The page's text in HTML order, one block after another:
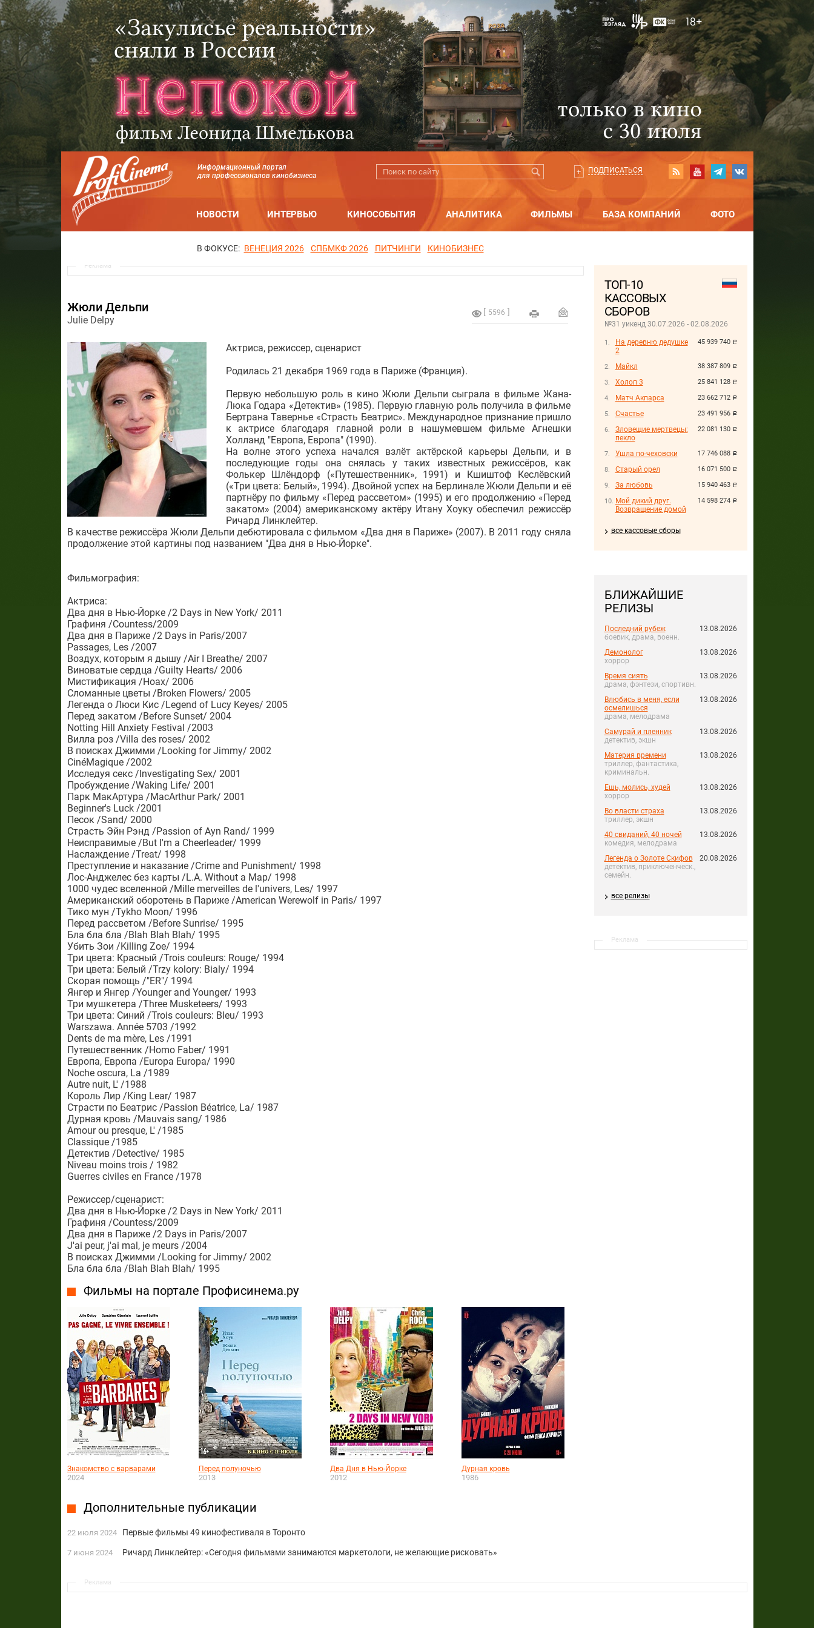
Информационный портал
для профессионалов кинобизнеса
ПОДПИСАТЬСЯ
НОВОСТИ ИНТЕРВЬЮ КИНОСОБЫТИЯ АНАЛИТИКА ФИЛЬМЫ БАЗА КОМПАНИЙ ФОТО
В ФОКУСЕ: ВЕНЕЦИЯ 2026 СПБМКФ 2026 ПИТЧИНГИ КИНОБИЗНЕС
ТОП-10
КАССОВЫХ
СБОРОВ
№31 уикенд 30.07.2026 - 02.08.2026
45 939 740 руб.
На деревню дедушке
2
38 387 809 руб.
Майкл
25 841 128 руб.
Холоп 3
23 662 712 руб.
Матч Акпарса
23 491 956 руб.
Счастье
22 081 130 руб.
Зловещие мертвецы:
пекло
17 746 088 руб.
Ушла по-чеховски
16 071 500 руб.
Старый орел
15 940 463 руб.
За любовь
14 598 274 руб.
Мой дикий друг.
Возвращение домой
все кассовые сборы
БЛИЖАЙШИЕ
РЕЛИЗЫ
Последний рубеж
боевик, драма, военн.
13.08.2026
Демонолог
хоррор
13.08.2026
Время сиять
драма, фэнтези, спортивн.
13.08.2026
Влюбись в меня, если
осмелишься
драма, мелодрама
13.08.2026
Самурай и пленник
детектив, экшн
13.08.2026
Материя времени
триллер, фантастика,
криминальн.
13.08.2026
Ешь, молись, худей
хоррор
13.08.2026
Во власти страха
триллер, экшн
13.08.2026
40 свиданий, 40 ночей
комедия, мелодрама
13.08.2026
Легенда о Золоте Скифов
детектив, приключенческ.,
семейн.
20.08.2026
все релизы
Реклама
Реклама
5596
Жюли Дельпи
Julie Delpy
Актриса, режиссер, сценарист
Родилась 21 декабря 1969 года в Париже (Франция).
Первую небольшую роль в кино Жюли Дельпи сыграла в фильме Жана-
Люка Годара «Детектив» (1985). Первую главную роль получила в фильме
Бертрана Тавернье «Страсть Беатрис». Международное признание пришло
к актрисе благодаря главной роли в нашумевшем фильме Агнешки
Холланд "Европа, Европа" (1990).
На волне этого успеха начался взлёт актёрской карьеры Дельпи, и в
последующие годы она снялась у таких известных режиссёров, как
Фолькер Шлёндорф («Путешественник», 1991) и Кшиштоф Кеслёвский
(«Три цвета: Белый», 1994). Двойной успех на Берлинале Жюли Дельпи и её
партнёру по фильму «Перед рассветом» (1995) и его продолжению «Перед
закатом» (2004) американскому актёру Итану Хоуку обеспечил режиссёр
Ричард Линклейтер.
В качестве режиссёра Жюли Дельпи дебютировала с фильмом «Два дня в Париже» (2007). В 2011 году сняла
продолжение этой картины под названием "Два дня в Нью-Йорке".
Фильмография:
Актриса:
Два дня в Нью-Йорке /2 Days in New York/ 2011
Графиня /Countess/2009
Два дня в Париже /2 Days in Paris/2007
Passages, Les /2007
Воздух, которым я дышу /Air I Breathe/ 2007
Виноватые сердца /Guilty Hearts/ 2006
Мистификация /Hoax/ 2006
Сломанные цветы /Broken Flowers/ 2005
Легенда о Люси Кис /Legend of Lucy Keyes/ 2005
Перед закатом /Before Sunset/ 2004
Notting Hill Anxiety Festival /2003
Вилла роз /Villa des roses/ 2002
В поисках Джимми /Looking for Jimmy/ 2002
CinéMagique /2002
Исследуя секс /Investigating Sex/ 2001
Пробуждение /Waking Life/ 2001
Парк МакАртура /MacArthur Park/ 2001
Beginner's Luck /2001
Песок /Sand/ 2000
Страсть Эйн Рэнд /Passion of Ayn Rand/ 1999
Неисправимые /But I'm a Cheerleader/ 1999
Наслаждение /Treat/ 1998
Преступление и наказание /Crime and Punishment/ 1998
Лос-Анджелес без карты /L.A. Without a Map/ 1998
1000 чудес вселенной /Mille merveilles de l'univers, Les/ 1997
Американский оборотень в Париже /American Werewolf in Paris/ 1997
Тико мун /Tykho Moon/ 1996
Перед рассветом /Before Sunrise/ 1995
Бла бла бла /Blah Blah Blah/ 1995
Убить Зои /Killing Zoe/ 1994
Три цвета: Красный /Trois couleurs: Rouge/ 1994
Три цвета: Белый /Trzy kolory: Bialy/ 1994
Скорая помощь /"ER"/ 1994
Янгер и Янгер /Younger and Younger/ 1993
Три мушкетера /Three Musketeers/ 1993
Три цвета: Синий /Trois couleurs: Bleu/ 1993
Warszawa. Année 5703 /1992
Dents de ma mère, Les /1991
Путешественник /Homo Faber/ 1991
Европа, Европа /Europa Europa/ 1990
Noche oscura, La /1989
Autre nuit, L' /1988
Король Лир /King Lear/ 1987
Страсти по Беатрис /Passion Béatrice, La/ 1987
Дурная кровь /Mauvais sang/ 1986
Amour ou presque, L' /1985
Classique /1985
Детектив /Detective/ 1985
Niveau moins trois / 1982
Guerres civiles en France /1978
Режиссер/сценарист:
Два дня в Нью-Йорке /2 Days in New York/ 2011
Графиня /Countess/2009
Два дня в Париже /2 Days in Paris/2007
J'ai peur, j'ai mal, je meurs /2004
В поисках Джимми /Looking for Jimmy/ 2002
Бла бла бла /Blah Blah Blah/ 1995
Фильмы на портале Профисинема.ру
Знакомство с варварами
2024
Перед полуночью
2013
Два Дня в Нью-Йорке
2012
Дурная кровь
1986
Дополнительные публикации
22 июля 2024 Первые фильмы 49 кинофестиваля в Торонто
7 июня 2024 Ричард Линклейтер: «Сегодня фильмами занимаются маркетологи, не желающие рисковать»
Реклама